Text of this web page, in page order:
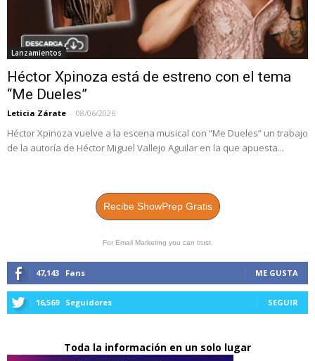
Lanzamientos
Héctor Xpinoza está de estreno con el tema
“Me Dueles”
Leticia Zárate - 08/06/2026
Héctor Xpinoza vuelve a la escena musical con “Me Dueles” un trabajo
de la autoría de Héctor Miguel Vallejo Aguilar en la que apuesta...
Recibe ShowPrep Gratis
For Email Marketing you can trust.
47,143 Fans ME GUSTA
16,569 Seguidores SEGUIR
Toda la información en un solo lugar